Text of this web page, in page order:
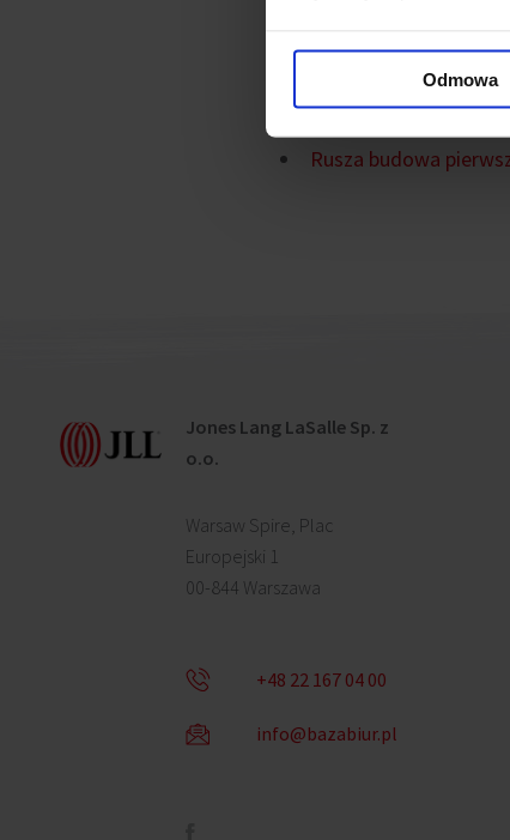
Odmowa
Powiązane
Rusza budowa
Jones Lang LaSalle Sp. z
o.o.
Warsaw Spire, Plac
Europejski 1
00-844 Warszawa
+48 22 167 04 00
info@bazabiur.pl